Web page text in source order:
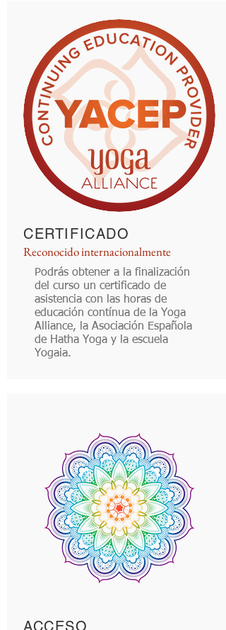
CERTIFICADO
Reconocido internacionalmente
Podrás obtener a la finalización
del curso un certificado de
asistencia con las horas de
educación contínua de la Yoga
Alliance, la Asociación Española
de Hatha Yoga y la escuela
Yogaia.
ACCESO